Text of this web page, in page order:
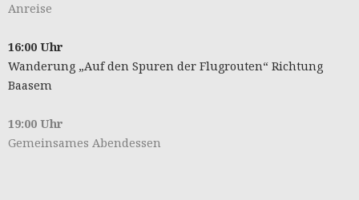
Anreise
16:00 Uhr
Wanderung „Auf den Spuren der Flugrouten“ Richtung
Baasem
19:00 Uhr
Gemeinsames Abendessen